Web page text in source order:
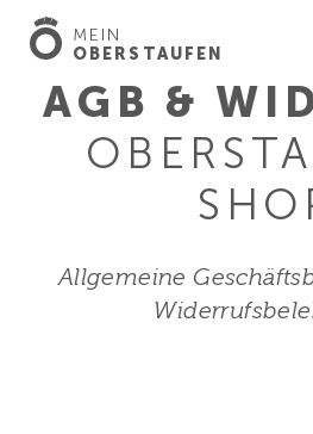
MEIN
OBERSTAUFEN
AGB &
Allgemeine